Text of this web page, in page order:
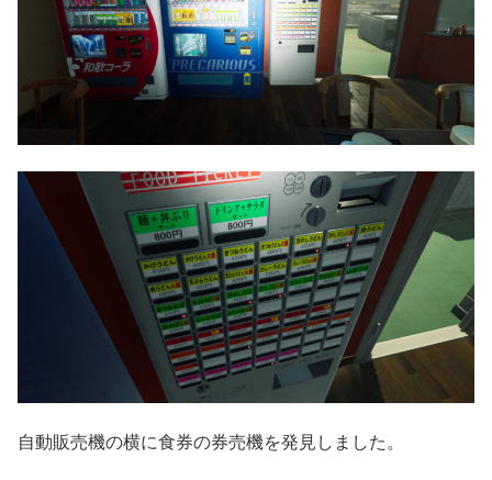
自動販売機の横に食券の券売機を発見しました。